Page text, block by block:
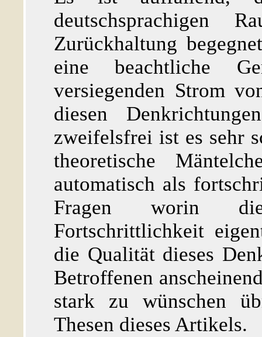
deutschsprachigen
Zurückhaltung
eine beachtliche
versiegenden Strom
diesen
zweifelsfrei ist es sehr
theoretische
automatisch als
Fragen worin
Fortschrittlichkeit
die Qualität dieses
Betroffenen
stark zu wünschen
Thesen dieses Artikels.